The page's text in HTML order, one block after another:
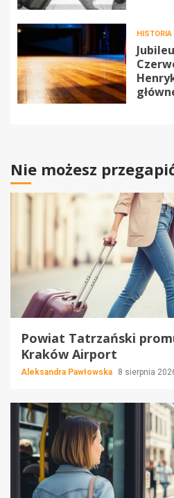
HISTORIA
Nie możesz
Powiat Tatrzański
Kraków Airport
Aleksandra Pawłowska 8 sierpnia